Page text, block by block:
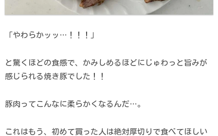
「やわらかッッ…！！！」
と驚くほどの食感で、かみしめるほどにじゅわっと旨みが
感じられる焼き豚でした！！
豚肉ってこんなに柔らかくなるんだ…。
これはもう、初めて買った人は絶対厚切りで食べてほしい